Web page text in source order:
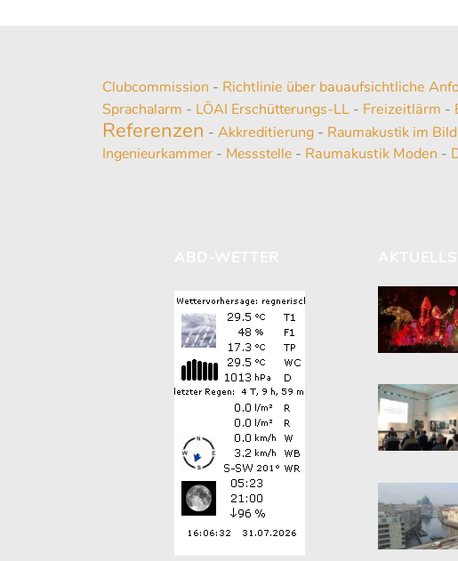
Clubcommission - Richtlinie über bauaufsichtliche
Sprachalarm - LÖAI Erschütterungs-LL - Freizeitlärm -
Referenzen -Akkreditierung - Raumakustik im
Ingenieurkammer - Messstelle - Raumakustik Moden -